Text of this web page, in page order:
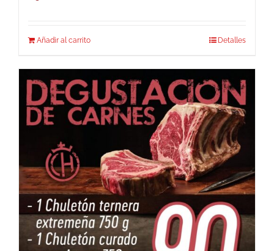
Añadir al carrito Detalles